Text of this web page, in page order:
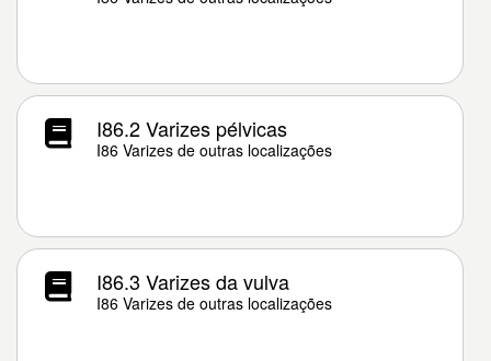
I86.2 Varizes pélvicas
I86 Varizes de outras localizações
I86.3 Varizes da vulva
I86 Varizes de outras localizações